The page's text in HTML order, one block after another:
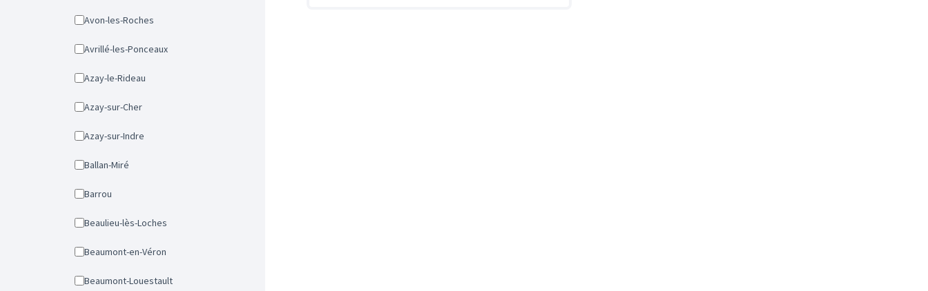
Avon-les-Roches
Avrillé-les-Ponceaux
Azay-le-Rideau
Azay-sur-Cher
Azay-sur-Indre
Ballan-Miré
Barrou
Beaulieu-lès-Loches
Beaumont-en-Véron
Beaumont-Louestault